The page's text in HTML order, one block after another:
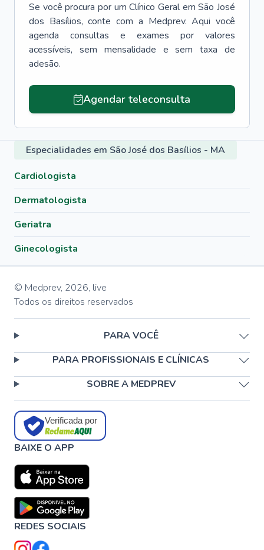
Se você procura por um Clínico Geral em São José
dos Basílios, conte com a Medprev. Aqui você
agenda consultas e exames por valores
acessíveis, sem mensalidade e sem taxa de
adesão.
Agendar teleconsulta
Especialidades em São José dos Basílios - MA
Cardiologista
Dermatologista
Geriatra
Ginecologista
© Medprev, 2026, live
Todos os direitos reservados
PARA VOCÊ
PARA PROFISSIONAIS E CLÍNICAS
SOBRE A MEDPREV
Verificada por
BAIXE O APP
REDES SOCIAIS